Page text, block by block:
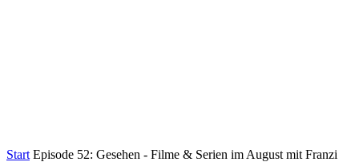
Start Episode 52: Gesehen - Filme & Serien im August mit Franzi